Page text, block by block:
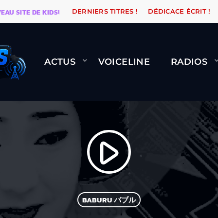
DE KIDSUNE WARÉTRO ORANGE ROAD QUI
DERNIERS TITRES ! DÉDICACE ÉCRIT !
ACTUS VOICELINE RADIOS
play_arrow
BABURU バブル